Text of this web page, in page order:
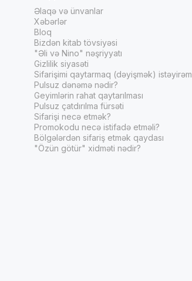
Əlaqə və ünvanlar
Xəbərlər
Bloq
Bizdən kitab tövsiyəsi
"Əli və Nino" nəşriyyatı
Gizlilik siyasəti
Sifarişimi qaytarmaq (dəyişmək) istəyirəm
Pulsuz dənəmə nədir?
Geyimlərin rahat qaytarılması
Pulsuz çatdırılma fürsəti
Sifarişi necə etmək?
Promokodu necə istifadə etməli?
Bölgələrdən sifariş etmək qaydası
"Özün götür" xidməti nədir?